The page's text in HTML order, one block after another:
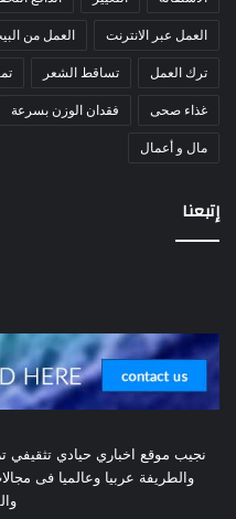
العمل عبر الانترنت العمل من
ترك العمل تساقط الشعر
غذاء صحى فقدان الوزن بسرعة
مال و أعمال
إتبعنا
نجيب موقع اخباري حيادي تثقيفي
والطريفة عربيا وعالميا فى